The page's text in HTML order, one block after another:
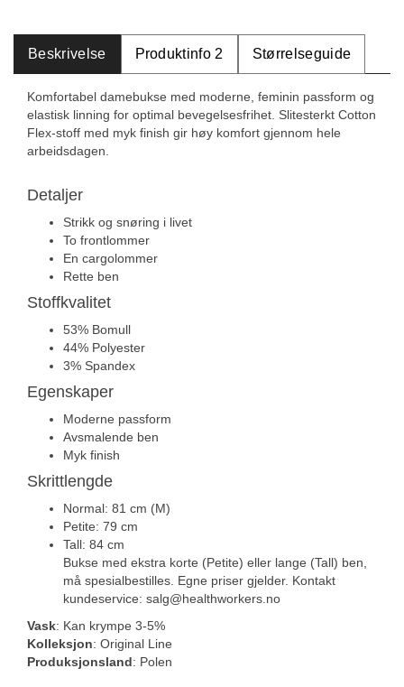
Beskrivelse Produktinfo 2 Størrelseguide
Komfortabel damebukse med moderne, feminin passform og
elastisk linning for optimal bevegelsesfrihet. Slitesterkt Cotton
Flex-stoff med myk finish gir høy komfort gjennom hele
arbeidsdagen.
Detaljer
Strikk og snøring i livet
To frontlommer
En cargolommer
Rette ben
Stoffkvalitet
53% Bomull
44% Polyester
3% Spandex
Egenskaper
Moderne passform
Avsmalende ben
Myk finish
Skrittlengde
Normal: 81 cm (M)
Petite: 79 cm
Tall: 84 cm
Bukse med ekstra korte (Petite) eller lange (Tall) ben,
må spesialbestilles. Egne priser gjelder. Kontakt
kundeservice: salg@healthworkers.no
Vask: Kan krympe 3-5%
Kolleksjon: Original Line
Produksjonsland: Polen